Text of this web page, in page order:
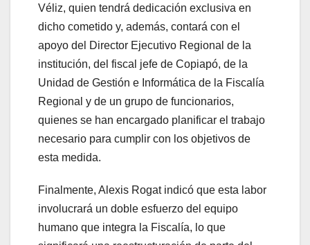
Véliz, quien tendrá dedicación exclusiva en
dicho cometido y, además, contará con el
apoyo del Director Ejecutivo Regional de la
institución, del fiscal jefe de Copiapó, de la
Unidad de Gestión e Informática de la Fiscalía
Regional y de un grupo de funcionarios,
quienes se han encargado planificar el trabajo
necesario para cumplir con los objetivos de
esta medida.
Finalmente, Alexis Rogat indicó que esta labor
involucrará un doble esfuerzo del equipo
humano que integra la Fiscalía, lo que